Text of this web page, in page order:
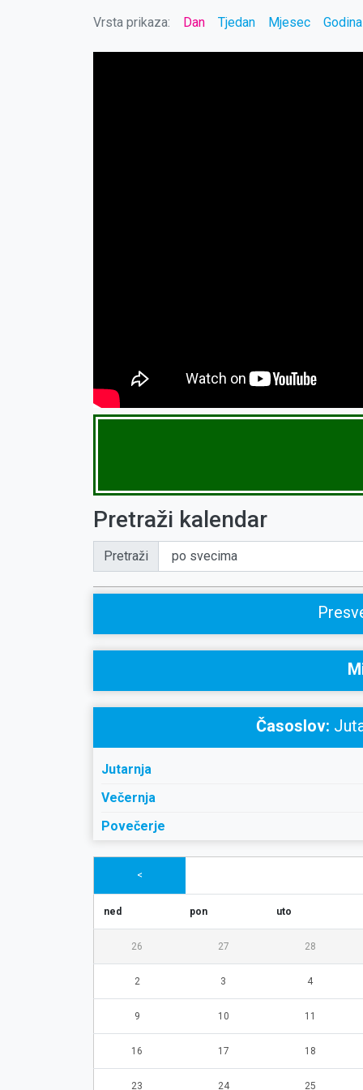
Vrsta prikaza: Dan Tjedan Mjesec Godina
Pretraži kalendar
Pretraži
Časoslov:
Jutarnja
Večernja
Povečerje
<
ned pon uto
26 27 28
2 3 4
9 10 11
16 17 18
23 24 25